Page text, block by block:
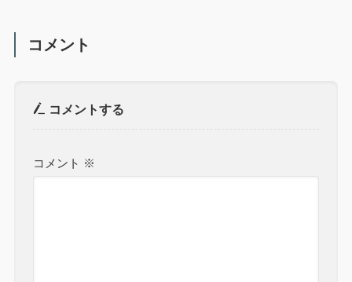
コメント
コメントする
コメント ※